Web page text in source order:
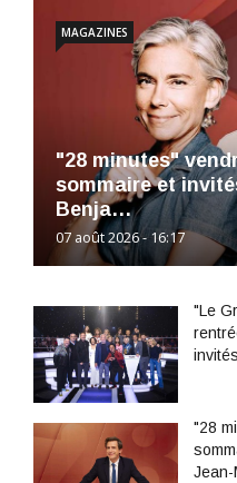
"28 minutes"
sommaire et
Benja…
07 août 2026 - 16:17
MAGAZINES
"Le
"28
Jean-